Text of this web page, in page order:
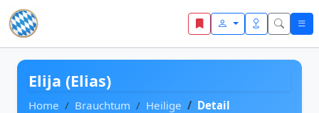
Zum Inhalt springen
Elija (Elias)
Home Brauchtum Heilige Detail